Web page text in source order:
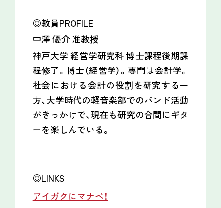
◎教員PROFILE
中澤 優介 准教授
神戸大学 経営学研究科 博士課程後期課
程修了。博士（経営学）。専門は会計学。
社会における会計の役割を研究する一
方、大学時代の軽音楽部でのバンド活動
がきっかけで、現在も研究の合間にギタ
ーを楽しんでいる。
◎LINKS
アイガクにマナベ！